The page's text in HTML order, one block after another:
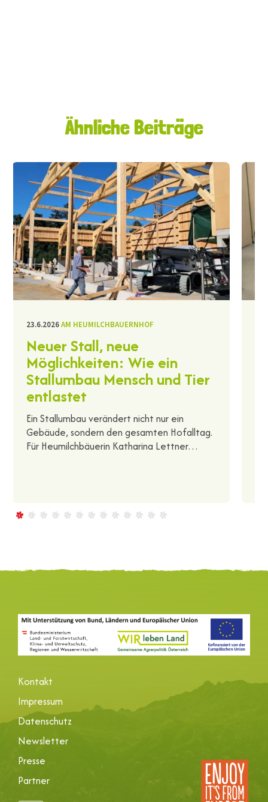
Ähnliche Beiträge
23.6.2026AM HEUMILCHBAUERNHOF
Neuer Stall, neue
Möglichkeiten: Wie ein
Stallumbau Mensch und Tier
entlastet
Ein Stallumbau verändert nicht nur ein
Gebäude, sondern den gesamten Hofalltag.
Für Heumilchbäuerin Katharina Lettner…
Kontakt
Impressum
Datenschutz
Newsletter
Presse
Partner